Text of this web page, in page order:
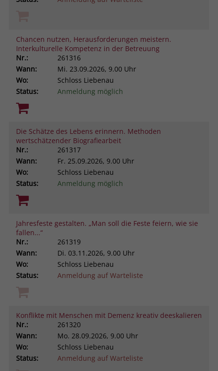
Chancen nutzen, Herausforderungen meistern.
Interkulturelle Kompetenz in der Betreuung
Nr.:
261316
Wann:
Mi. 23.09.2026, 9.00 Uhr
Wo:
Schloss Liebenau
Status:
Anmeldung möglich
Die Schätze des Lebens erinnern. Methoden
wertschätzender Biografiearbeit
Nr.:
261317
Wann:
Fr. 25.09.2026, 9.00 Uhr
Wo:
Schloss Liebenau
Status:
Anmeldung möglich
Jahresfeste gestalten. „Man soll die Feste feiern, wie sie
fallen...“
Nr.:
261319
Wann:
Di. 03.11.2026, 9.00 Uhr
Wo:
Schloss Liebenau
Status:
Anmeldung auf Warteliste
Konflikte mit Menschen mit Demenz kreativ deeskalieren
Nr.:
261320
Wann:
Mo. 28.09.2026, 9.00 Uhr
Wo:
Schloss Liebenau
Status:
Anmeldung auf Warteliste